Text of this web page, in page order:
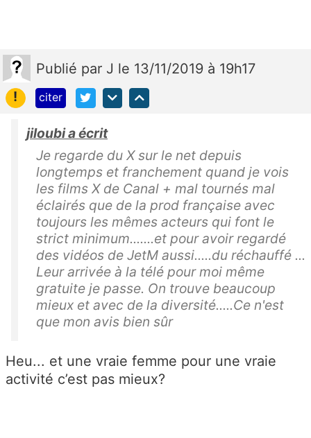
Publié par J le 13/11/2019 à 19h17
!
citer
jiloubi a écrit
Je regarde du X sur le net depuis
longtemps et franchement quand je vois
les films X de Canal + mal tournés mal
éclairés que de la prod française avec
toujours les mêmes acteurs qui font le
strict minimum.......et pour avoir regardé
des vidéos de JetM aussi.....du réchauffé ...
Leur arrivée à la télé pour moi même
gratuite je passe. On trouve beaucoup
mieux et avec de la diversité.....Ce n'est
que mon avis bien sûr
Heu... et une vraie femme pour une vraie
activité c’est pas mieux?